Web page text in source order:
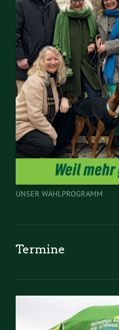
UNSER WAHLPROGRAMM
Termine